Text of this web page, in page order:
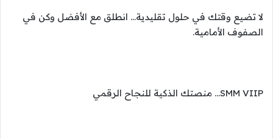
لا تضيع وقتك في حلول تقليدية… انطلق مع الأفضل وكن في
الصفوف الأمامية.
SMM VIIP… منصتك الذكية للنجاح الرقمي